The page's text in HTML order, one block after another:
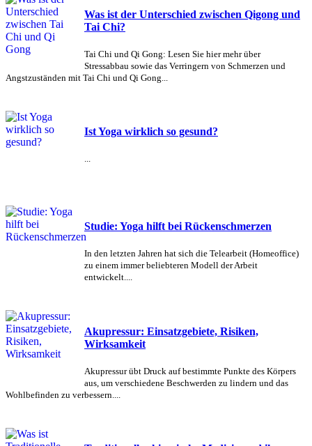
Was ist der Unterschied zwischen Qigong und
Tai Chi?
Tai Chi und Qi Gong: Lesen Sie hier mehr über
Stressabbau sowie das Verringern von Schmerzen und
Angstzuständen mit Tai Chi und Qi Gong...
Ist Yoga wirklich so gesund?
...
Studie: Yoga hilft bei Rückenschmerzen
In den letzten Jahren hat sich die Telearbeit (Homeoffice)
zu einem immer beliebteren Modell der Arbeit
entwickelt....
Akupressur: Einsatzgebiete, Risiken,
Wirksamkeit
Akupressur übt Druck auf bestimmte Punkte des Körpers
aus, um verschiedene Beschwerden zu lindern und das
Wohlbefinden zu verbessern....